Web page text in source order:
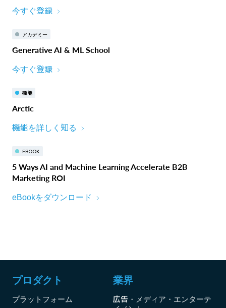
今すぐ登録
アカデミー
Generative AI & ML School
今すぐ登録
機能
Arctic
機能を詳しく知る
EBOOK
5 Ways AI and Machine Learning Accelerate B2B
Marketing ROI
eBookをダウンロード
プロダクト
プラットフォーム
業界
広告・メディア・エンターテ